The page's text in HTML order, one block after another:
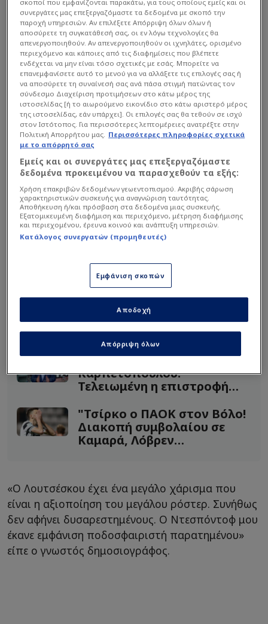
Διαβάστε επίσης...
Αποκάλυψη
Καρπετόπουλου!
Τελειωμένη η επιστροφή
"Τσίρκο ο ΠΑΟΚ στον Βόλο!
Διακοπή συμβολαίου σε
Καμαρά, Λόβρεν
«Ο Λουτσέσκου έχει ένα μεγάλο χάρισμα που
είναι η αξιοποίηση του μεγάλου ρόστερ. Συνήθως
δεν αφήνει δυσαρεστημένους. Ο Ντεσπόντοφ μου
έκανε εμφάνιση ποδοσφαιριστή παρατημένου»
είπε ο γνωστός δημοσιογράφος.
σκοποί που εμφανίζονται παρακάτω, για τους οποίους εμείς και οι
συνεργάτες μας επεξεργαζόμαστε τα δεδομένα με σκοπό την
παροχή υπηρεσιών. Αν επιλέξετε Απόρριψη όλων όλων ή
αποσύρετε τη συγκατάθεσή σας, οι εν λόγω τεχνολογίες θα
απενεργοποιηθούν. Αν απενεργοποιηθούν οι ιχνηλάτες, ορισμένο
περιεχόμενο και κάποιες από τις διαφημίσεις που βλέπετε
ενδέχεται να μην είναι τόσο σχετικές με εσάς. Μπορείτε να
επανεμφανίσετε αυτό το μενού για να αλλάξετε τις επιλογές σας ή
να αποσύρετε τη συναίνεσή σας ανά πάσα στιγμή πατώντας τον
σύνδεσμο Διαχείριση προτιμήσεων στο κάτω μέρος της
ιστοσελίδας [ή το αιωρούμενο εικονίδιο στο κάτω αριστερό μέρος
της ιστοσελίδας, εάν υπάρχει]. Οι επιλογές σας θα τεθούν σε ισχύ
στον Ιστότοπος. Για περισσότερες λεπτομέρειες ανατρέξτε στην
Πολιτική Απορρήτου μας. Περισσότερες πληροφορίες σχετικά
με το απόρρητό σας
Εμείς και οι συνεργάτες μας επεξεργαζόμαστε
δεδομένα προκειμένου να παρασχεθούν τα εξής:
Χρήση επακριβών δεδομένων γεωεντοπισμού. Ακριβής σάρωση
χαρακτηριστικών συσκευής για αναγνώριση ταυτότητας.
Αποθήκευση ή/και πρόσβαση στα δεδομένα μιας συσκευής.
Εξατομικευμένη διαφήμιση και περιεχόμενο, μέτρηση διαφήμισης
και περιεχομένου, έρευνα κοινού και ανάπτυξη υπηρεσιών.
Κατάλογος συνεργατών (προμηθευτές)
Εμφάνιση σκοπών
Απόρριψη όλων
Αποδοχή